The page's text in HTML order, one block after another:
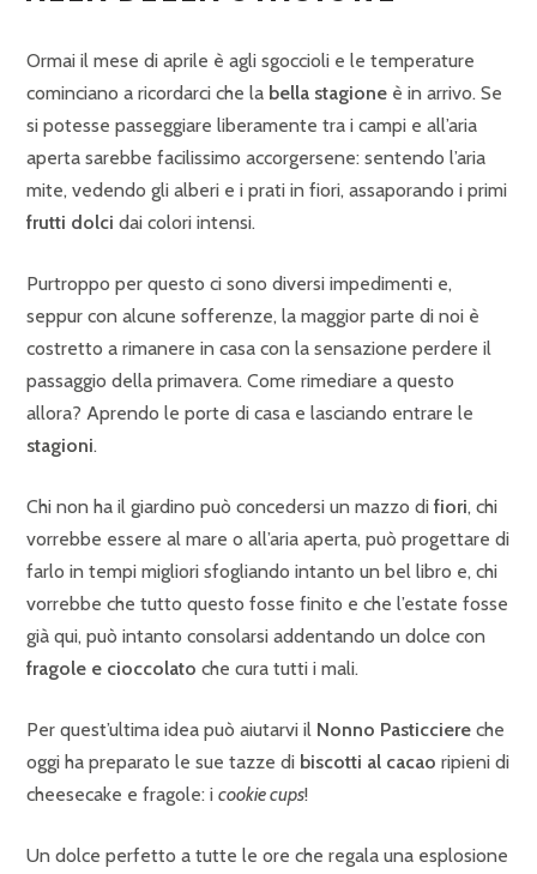
Ormai il mese di aprile è agli sgoccioli e le temperature
cominciano a ricordarci che la bella stagione è in arrivo. Se
si potesse passeggiare liberamente tra i campi e all’aria
aperta sarebbe facilissimo accorgersene: sentendo l’aria
mite, vedendo gli alberi e i prati in fiori, assaporando i primi
frutti dolci dai colori intensi.
Purtroppo per questo ci sono diversi impedimenti e,
seppur con alcune sofferenze, la maggior parte di noi è
costretto a rimanere in casa con la sensazione perdere il
passaggio della primavera. Come rimediare a questo
allora? Aprendo le porte di casa e lasciando entrare le
stagioni.
Chi non ha il giardino può concedersi un mazzo di fiori, chi
vorrebbe essere al mare o all’aria aperta, può progettare di
farlo in tempi migliori sfogliando intanto un bel libro e, chi
vorrebbe che tutto questo fosse finito e che l’estate fosse
già qui, può intanto consolarsi addentando un dolce con
fragole e cioccolato che cura tutti i mali.
Per quest’ultima idea può aiutarvi il Nonno Pasticciere che
oggi ha preparato le sue tazze di biscotti al cacao ripieni di
cheesecake e fragole: i cookie cups!
Un dolce perfetto a tutte le ore che regala una esplosione